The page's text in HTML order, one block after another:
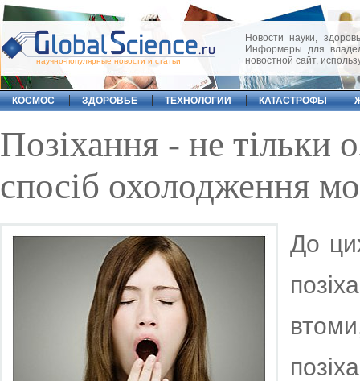
научно-популярные новости и статьи
Новости науки,
Информеры для
новостной сайт,
КОСМОС ЗДОРОВЬЕ ТЕХНОЛОГИИ КАТАСТРОФЫ
Позіхання - не тільки
спосіб охолодження
До